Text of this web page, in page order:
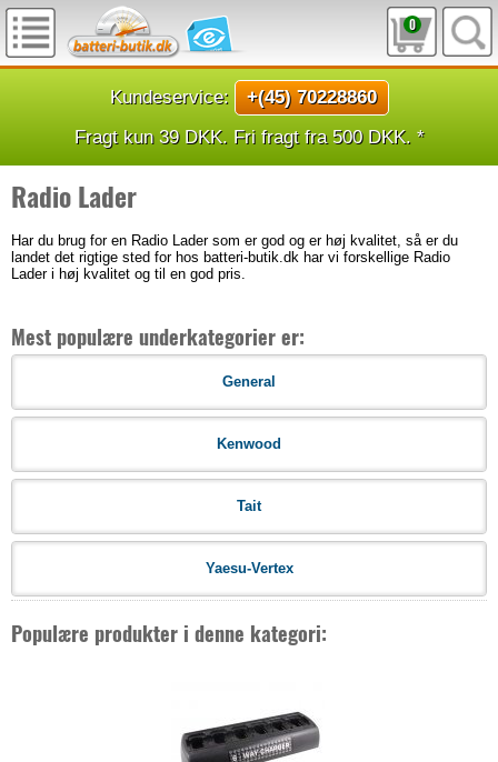
0
Kundeservice:
+(45) 70228860
Fragt kun 39 DKK. Fri fragt fra 500 DKK. *
Radio Lader
Har du brug for en Radio Lader som er god og er høj kvalitet, så er du
landet det rigtige sted for hos batteri-butik.dk har vi forskellige Radio
Lader i høj kvalitet og til en god pris.
Mest populære underkategorier er:
General
Kenwood
Tait
Yaesu-Vertex
Populære produkter i denne kategori: